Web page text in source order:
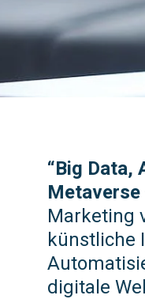
“Big Data,
Metaverse
Marketing
künstliche
digitale